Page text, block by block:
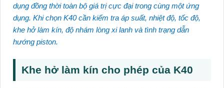
dụng đồng thời toàn bộ giá trị cực đại trong cùng một ứng
dụng. Khi chọn K40 cần kiểm tra áp suất, nhiệt độ, tốc độ,
khe hở làm kín, độ nhám lòng xi lanh và tình trạng dẫn
hướng piston.
Khe hở làm kín cho phép của K40